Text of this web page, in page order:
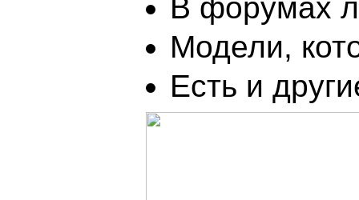
В форумах
Модели,
Есть и